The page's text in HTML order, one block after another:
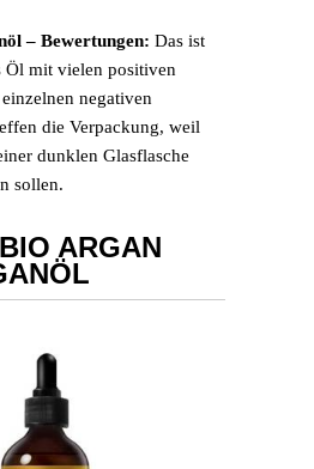
– Bewertungen: Das ist
Öl mit vielen positiven
negativen
die Verpackung, weil
dunklen Glasflasche
sollen.
ARGAN